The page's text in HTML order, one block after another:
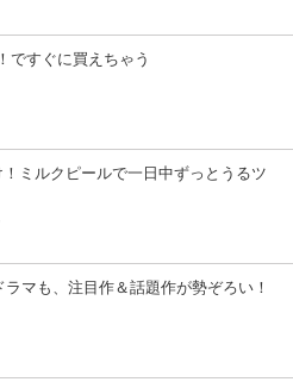
ですぐに買えちゃう
ミルクピールで一日中ずっとうるツ
ラマも、注目作＆話題作が勢ぞろい！